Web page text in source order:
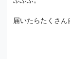
届いたらたくさ